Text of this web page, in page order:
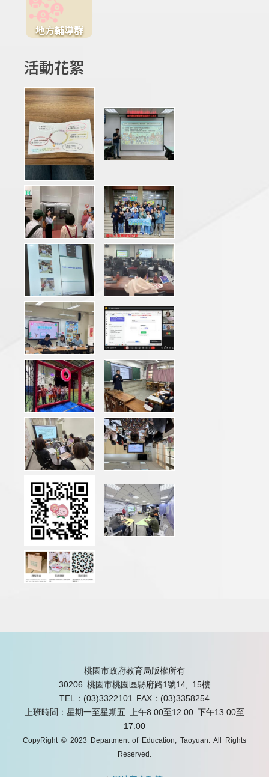
地方輔導群
活動花絮
桃園市政府教育局版權所有
30206 桃園市桃園區縣府路1號14, 15樓
TEL：(03)3322101
FAX：(03)3358254
上班時間：星期一至星期五 上午8:00至12:00 下午13:00至
17:00
CopyRight © 2023 Department of Education, Taoyuan. All Rights
Reserved.